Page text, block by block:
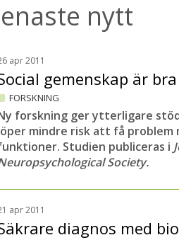
nytt
apr 2011
gemenskap är
FORSKNING
forskning ger ytterligare
mindre risk att få problem
Studien publiceras i
Society.
apr 2011
diagnos med